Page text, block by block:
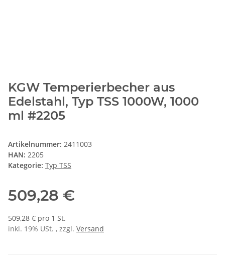
KGW Temperierbecher aus
Edelstahl, Typ TSS 1000W, 1000
ml #2205
Artikelnummer: 2411003
HAN: 2205
Kategorie: Typ TSS
509,28 €
509,28 € pro 1 St.
inkl. 19% USt. , zzgl. Versand